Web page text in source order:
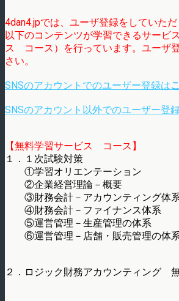
4dan4.jpでは、ユーザ登録をしていただ
以下のコンテンツが学習できるサービ
ス コース）を行っています。ユーザ
さい。
SNSのアカウントでのユーザー登録は
SNSのアカウント以外でのユーザー登
【無料学習サービス コース】
１．１次試験対策
①学習オリエンテーション
②企業経営理論－概要
③財務会計－アカウンティング体
④財務会計－ファイナンス体系
⑤運営管理－生産管理の体系
⑥運営管理－店舗・販売管理の体
２．ロジック財務アカウンティング